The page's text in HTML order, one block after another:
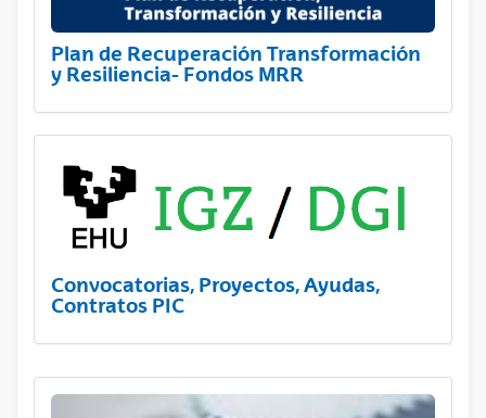
Plan de Recuperación Transformación
y Resiliencia- Fondos MRR
Convocatorias, Proyectos, Ayudas,
Contratos PIC